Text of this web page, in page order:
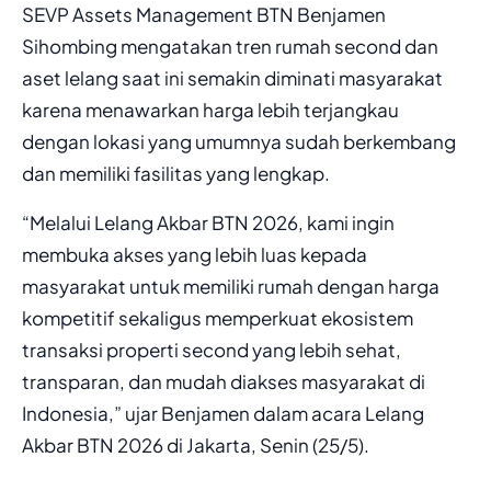
SEVP Assets Management BTN Benjamen
Sihombing mengatakan tren rumah second dan
aset lelang saat ini semakin diminati masyarakat
karena menawarkan harga lebih terjangkau
dengan lokasi yang umumnya sudah berkembang
dan memiliki fasilitas yang lengkap.
“Melalui Lelang Akbar BTN 2026, kami ingin
membuka akses yang lebih luas kepada
masyarakat untuk memiliki rumah dengan harga
kompetitif sekaligus memperkuat ekosistem
transaksi properti second yang lebih sehat,
transparan, dan mudah diakses masyarakat di
Indonesia,” ujar Benjamen dalam acara Lelang
Akbar BTN 2026 di Jakarta, Senin (25/5).